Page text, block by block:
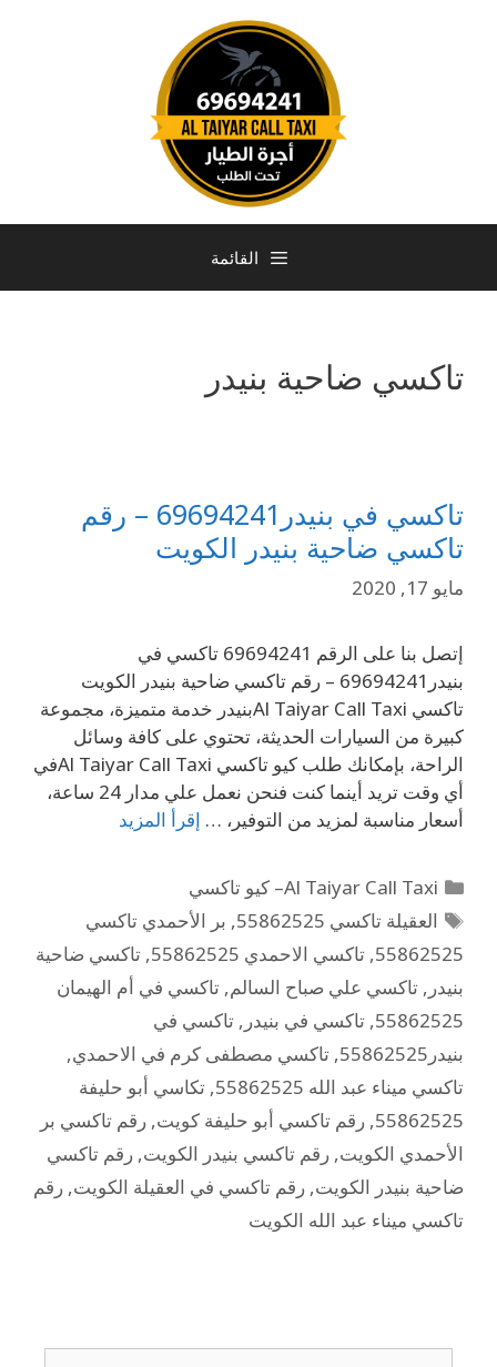
القائمة
تاكسي ضاحية بنيدر
تاكسي في بنيدر69694241 – رقم
تاكسي ضاحية بنيدر الكويت
مايو 17, 2020
إتصل بنا على الرقم 69694241 تاكسي في
بنيدر69694241 – رقم تاكسي ضاحية بنيدر الكويت
تاكسي Al Taiyar Call Taxiبنيدر خدمة متميزة، مجموعة
كبيرة من السيارات الحديثة، تحتوي على كافة وسائل
الراحة، بإمكانك طلب كيو تاكسي Al Taiyar Call Taxiفي
أي وقت تريد أينما كنت فنحن نعمل علي مدار 24 ساعة،
أسعار مناسبة لمزيد من التوفير، … إقرأ المزيد
Al Taiyar Call Taxi– كيو تاكسي
العقيلة تاكسي 55862525
, بر الأحمدي تاكسي
55862525
, تاكسي الاحمدي 55862525 , تاكسي ضاحية
بنيدر , تاكسي علي صباح السالم, تاكسي في أم الهيمان
55862525
, تاكسي في بنيدر , تاكسي في
بنيدر55862525
, تاكسي مصطفى كرم في الاحمدي,
تاكسي ميناء عبد الله 55862525
, تكاسي أبو حليفة
55862525
, رقم تاكسي أبو حليفة كويت, رقم تاكسي بر
الأحمدي الكويت, رقم تاكسي بنيدر الكويت, رقم تاكسي
ضاحية بنيدر الكويت, رقم تاكسي في العقيلة الكويت, رقم
تاكسي ميناء عبد الله الكويت